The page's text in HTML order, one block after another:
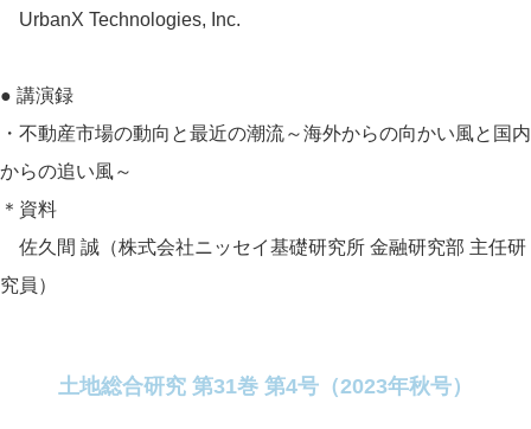
UrbanX Technologies, Inc.
● 講演録
・不動産市場の動向と最近の潮流～海外からの向かい風と国内
からの追い風～
＊資料
佐久間 誠（株式会社ニッセイ基礎研究所 金融研究部 主任研
究員）
土地総合研究 第31巻 第4号（2023年秋号）